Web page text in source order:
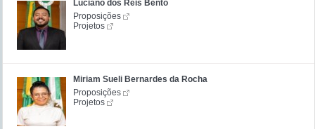
Luciano dos Reis Bento
Proposições
Projetos
Miriam Sueli Bernardes da Rocha
Proposições
Projetos